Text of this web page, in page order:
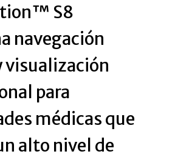
S8
navegación
visualización
para
médicas que
alto nivel de